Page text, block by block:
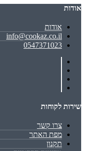
אודות
אודות
info@cookaz.co.il
0547371023
שירות לקוחות
צרו קשר
מפת האתר
תקנון